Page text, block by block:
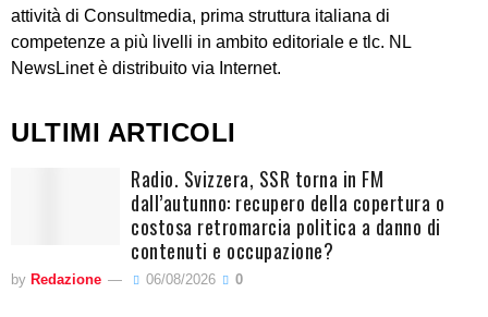
attività di Consultmedia, prima struttura italiana di
competenze a più livelli in ambito editoriale e tlc. NL
NewsLinet è distribuito via Internet.
ULTIMI ARTICOLI
Radio. Svizzera, SSR torna in FM
dall’autunno: recupero della copertura o
costosa retromarcia politica a danno di
contenuti e occupazione?
by Redazione 06/08/2026 0